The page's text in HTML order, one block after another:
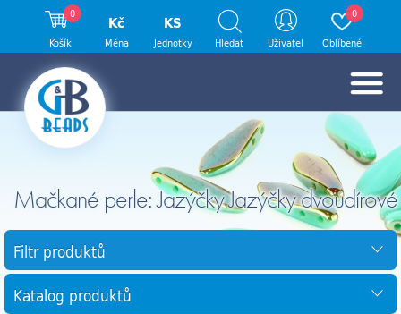
Mačkané perle: Jazýčky Jazýčky dvoudírové
Filtr produktů
Katalog produktů
0
Košík
Kč
Měna
KS
Jednotky Hledat Uživatel
0
Oblíbené